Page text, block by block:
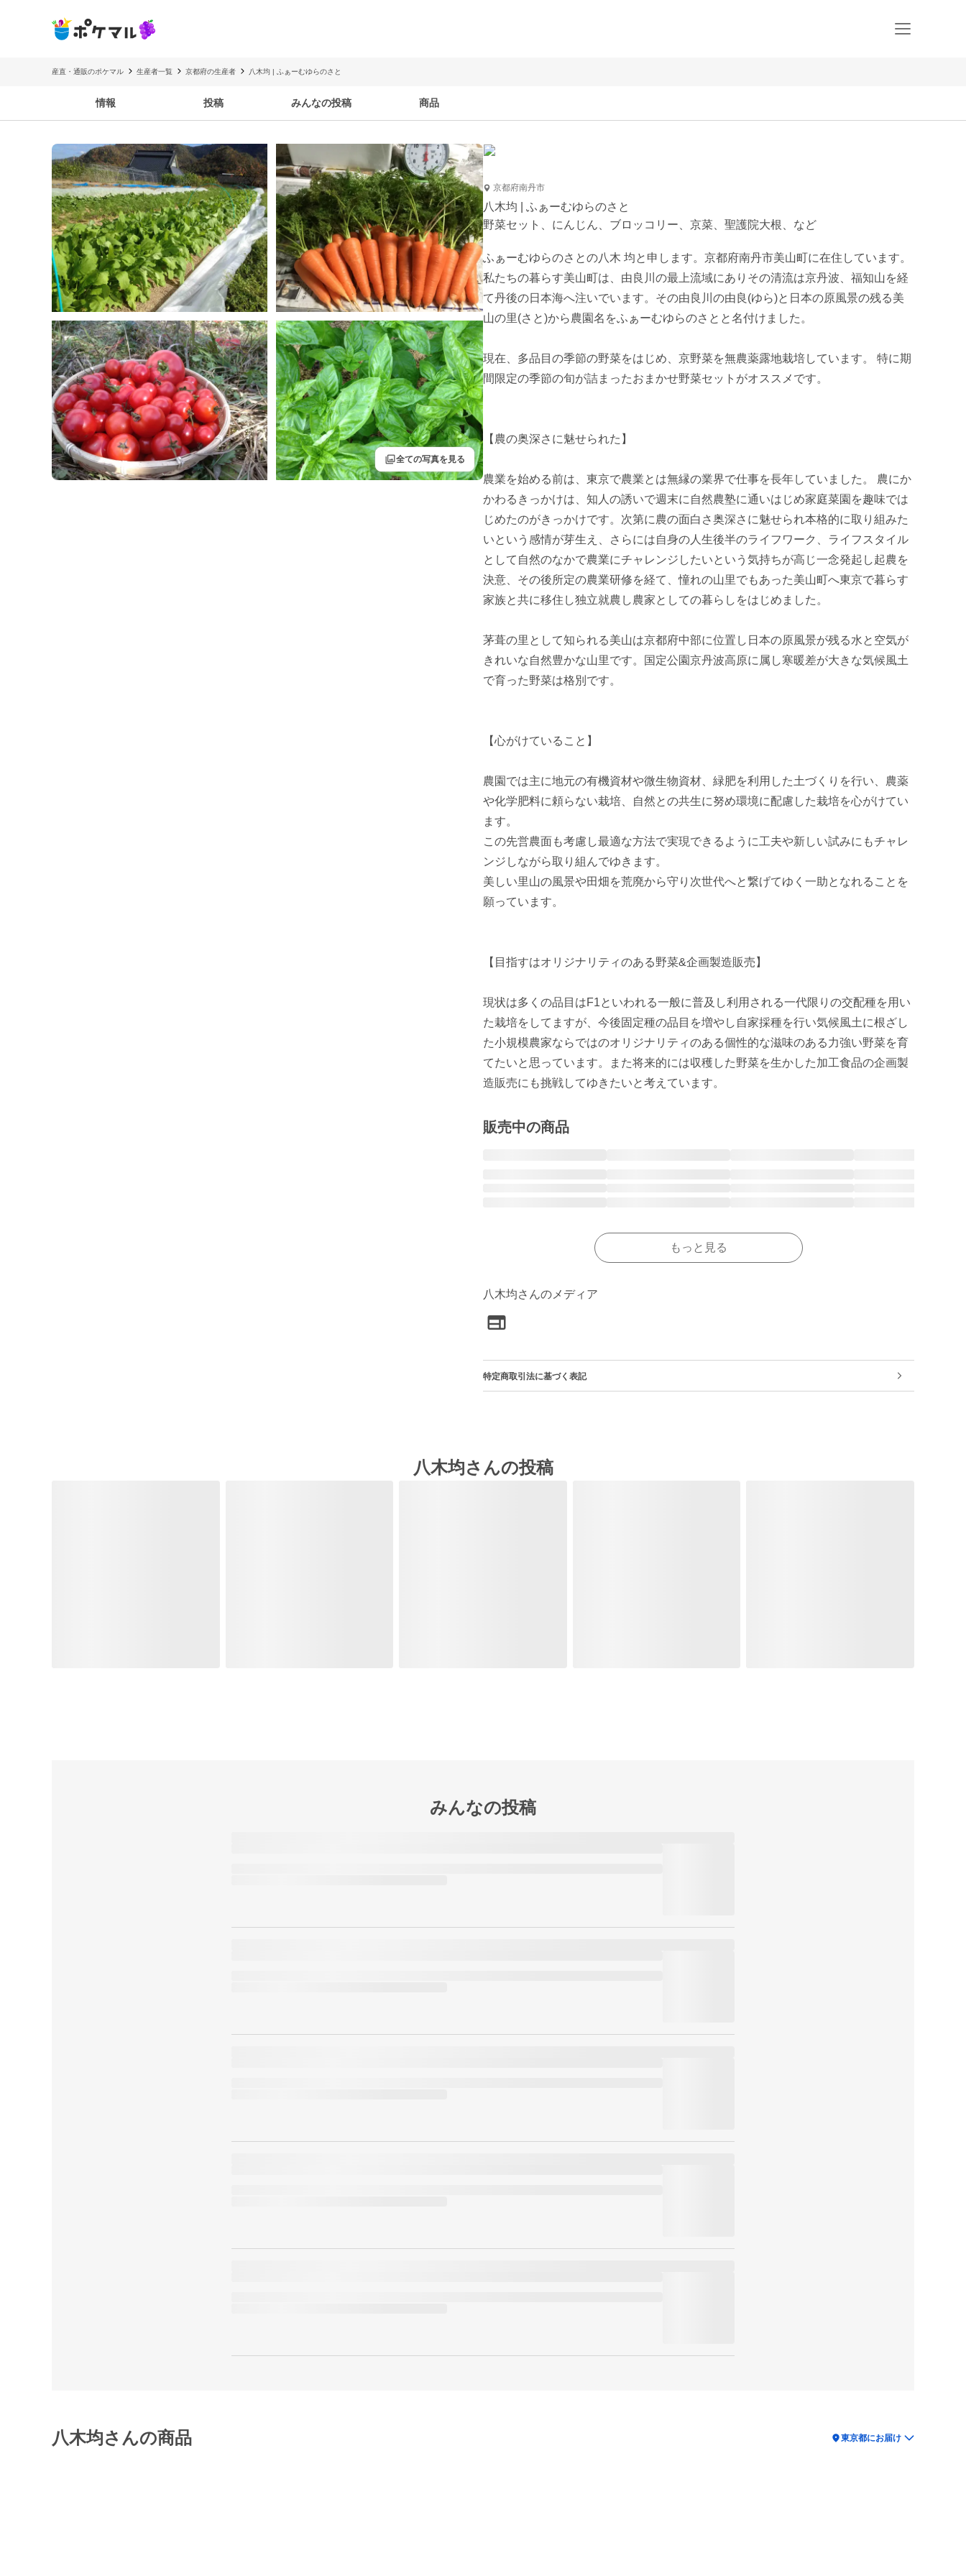
産直・通販のポケマル 生産者一覧 京都府の生産者 八木均 | ふぁーむゆらのさと
情報 投稿 みんなの投稿 商品
filter全ての写真を見る
京都府南丹市
八木均 | ふぁーむゆらのさと
野菜セット、にんじん、ブロッコリー、京菜、聖護院大根、など
ふぁーむゆらのさとの八木 均と申します。京都府南丹市美山町に在住しています。
私たちの暮らす美山町は、由良川の最上流域にありその清流は京丹波、福知山を経
て丹後の日本海へ注いでいます。その由良川の由良(ゆら)と日本の原風景の残る美
山の里(さと)から農園名をふぁーむゆらのさとと名付けました。
現在、多品目の季節の野菜をはじめ、京野菜を無農薬露地栽培しています。 特に期
間限定の季節の旬が詰まったおまかせ野菜セットがオススメです。
【農の奥深さに魅せられた】
農業を始める前は、東京で農業とは無縁の業界で仕事を長年していました。 農にか
かわるきっかけは、知人の誘いで週末に自然農塾に通いはじめ家庭菜園を趣味では
じめたのがきっかけです。次第に農の面白さ奥深さに魅せられ本格的に取り組みた
いという感情が芽生え、さらには自身の人生後半のライフワーク、ライフスタイル
として自然のなかで農業にチャレンジしたいという気持ちが高じ一念発起し起農を
決意、その後所定の農業研修を経て、憧れの山里でもあった美山町へ東京で暮らす
家族と共に移住し独立就農し農家としての暮らしをはじめました。
茅葺の里として知られる美山は京都府中部に位置し日本の原風景が残る水と空気が
きれいな自然豊かな山里です。国定公園京丹波高原に属し寒暖差が大きな気候風土
で育った野菜は格別です。
【心がけていること】
農園では主に地元の有機資材や微生物資材、緑肥を利用した土づくりを行い、農薬
や化学肥料に頼らない栽培、自然との共生に努め環境に配慮した栽培を心がけてい
ます。
この先営農面も考慮し最適な方法で実現できるように工夫や新しい試みにもチャレ
ンジしながら取り組んでゆきます。
美しい里山の風景や田畑を荒廃から守り次世代へと繋げてゆく一助となれることを
願っています。
【目指すはオリジナリティのある野菜&企画製造販売】
現状は多くの品目はF1といわれる一般に普及し利用される一代限りの交配種を用い
た栽培をしてますが、今後固定種の品目を増やし自家採種を行い気候風土に根ざし
た小規模農家ならではのオリジナリティのある個性的な滋味のある力強い野菜を育
てたいと思っています。また将来的には収穫した野菜を生かした加工食品の企画製
造販売にも挑戦してゆきたいと考えています。
販売中の商品
もっと見る
八木均さんのメディア
特定商取引法に基づく表記
八木均さんの投稿
みんなの投稿
八木均さんの商品 location_on東京都にお届け